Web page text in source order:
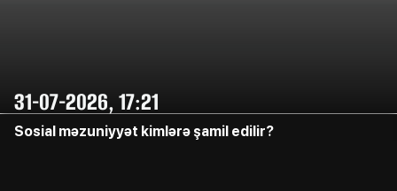
31-07-2026, 17:21
Sosial məzuniyyət kimlərə şamil edilir?